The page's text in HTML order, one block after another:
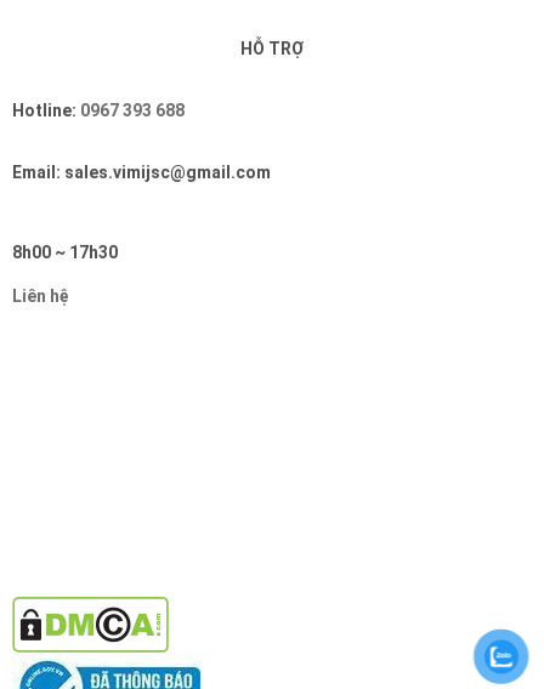
HỖ TRỢ
Hotline: 0967 393 688
Email: sales.vimijsc@gmail.com
8h00 ~ 17h30
Liên hệ